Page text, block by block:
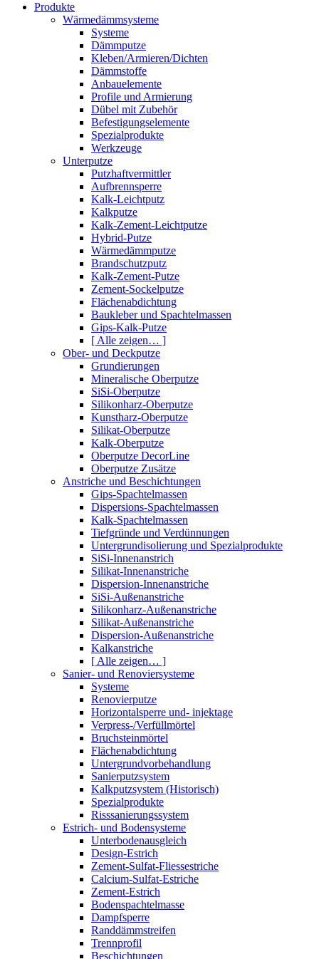
Produkte
Wärmedämmsysteme
Systeme
Dämmputze
Kleben/Armieren/Dichten
Dämmstoffe
Anbauelemente
Profile und Armierung
Dübel mit Zubehör
Befestigungselemente
Spezialprodukte
Werkzeuge
Unterputze
Putzhaftvermittler
Aufbrennsperre
Kalk-Leichtputz
Kalkputze
Kalk-Zement-Leichtputze
Hybrid-Putze
Wärmedämmputze
Brandschutzputz
Kalk-Zement-Putze
Zement-Sockelputze
Flächenabdichtung
Baukleber und Spachtelmassen
Gips-Kalk-Putze
[ Alle zeigen… ]
Ober- und Deckputze
Grundierungen
Mineralische Oberputze
SiSi-Oberputze
Silikonharz-Oberputze
Kunstharz-Oberputze
Silikat-Oberputze
Kalk-Oberputze
Oberputze DecorLine
Oberputze Zusätze
Anstriche und Beschichtungen
Gips-Spachtelmassen
Dispersions-Spachtelmassen
Kalk-Spachtelmassen
Tiefgründe und Verdünnungen
Untergrundisolierung und Spezialprodukte
SiSi-Innenanstrich
Silikat-Innenanstriche
Dispersion-Innenanstriche
SiSi-Außenanstriche
Silikonharz-Außenanstriche
Silikat-Außenanstriche
Dispersion-Außenanstriche
Kalkanstriche
[ Alle zeigen… ]
Sanier- und Renoviersysteme
Systeme
Renovierputze
Horizontalsperre und- injektage
Verpress-/Verfüllmörtel
Bruchsteinmörtel
Flächenabdichtung
Untergrundvorbehandlung
Sanierputzsystem
Kalkputzsystem (Historisch)
Spezialprodukte
Risssanierungssystem
Estrich- und Bodensysteme
Unterbodenausgleich
Design-Estrich
Zement-Sulfat-Fliessestriche
Calcium-Sulfat-Estriche
Zement-Estrich
Bodenspachtelmasse
Dampfsperre
Randdämmstreifen
Trennprofil
Beschichtungen